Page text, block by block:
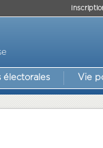
électorales Vie